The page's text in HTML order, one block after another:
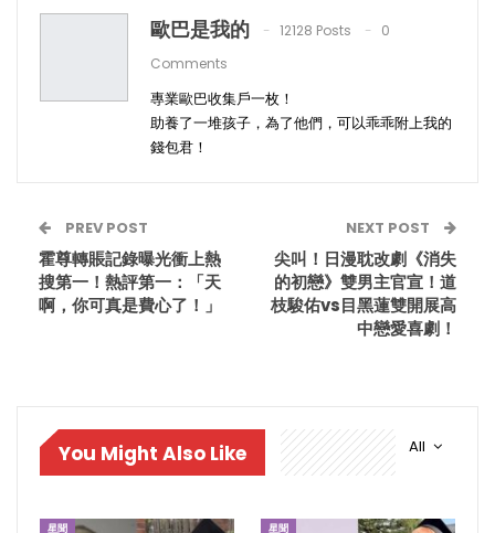
歐巴是我的 12128 Posts
0
Comments
專業歐巴收集戶一枚！
助養了一堆孩子，為了他們，可以乖乖附上我的
錢包君！
PREV POST
霍尊轉賬記錄曝光衝上熱
搜第一！熱評第一：「天
啊，你可真是費心了！」
NEXT POST
尖叫！日漫耽改劇《消失
的初戀》雙男主官宣！道
枝駿佑vs目黑蓮雙開展高
中戀愛喜劇！
All
You Might Also Like
星聞 星聞